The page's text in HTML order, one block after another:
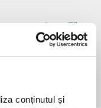
conținutul și
vezi pe harta